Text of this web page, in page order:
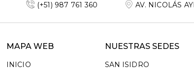
(+51) 987 761 360 AV. NICOLÁS
MAPA WEB
INICIO
NUESTRAS SEDES
SAN ISIDRO